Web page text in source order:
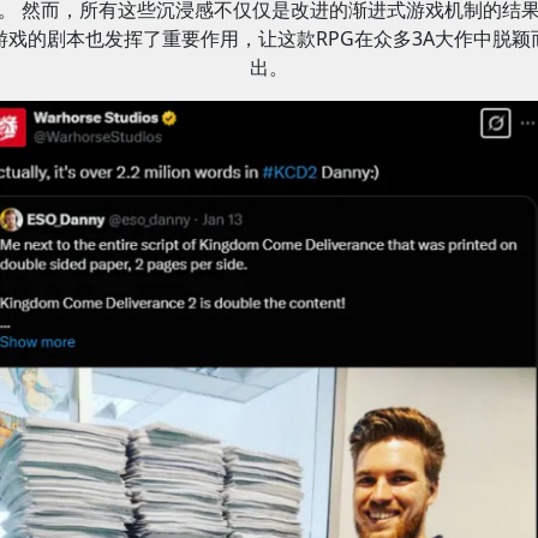
然而，所有这些沉浸感不仅仅是改进的渐进式游戏机制的结
戏的剧本也发挥了重要作用，让这款RPG在众多3A大作中脱颖
出。